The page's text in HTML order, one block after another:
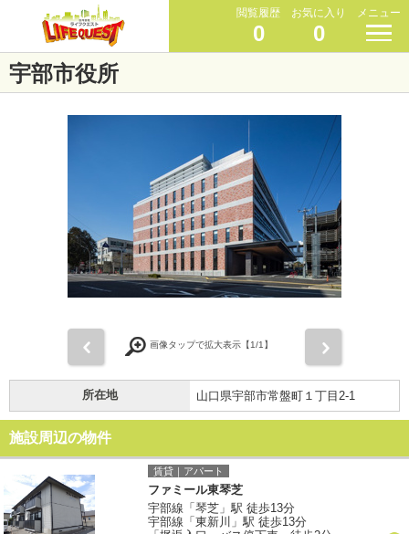
閲覧履歴
0
お気に入り
0
メニュー
宇部市役所
画像タップで拡大表示【1/1】
所在地 山口県宇部市常盤町１丁目2-1
施設周辺の物件
賃貸｜アパート
ファミール東琴芝
宇部線「琴芝」駅 徒歩13分
宇部線「東新川」駅 徒歩13分